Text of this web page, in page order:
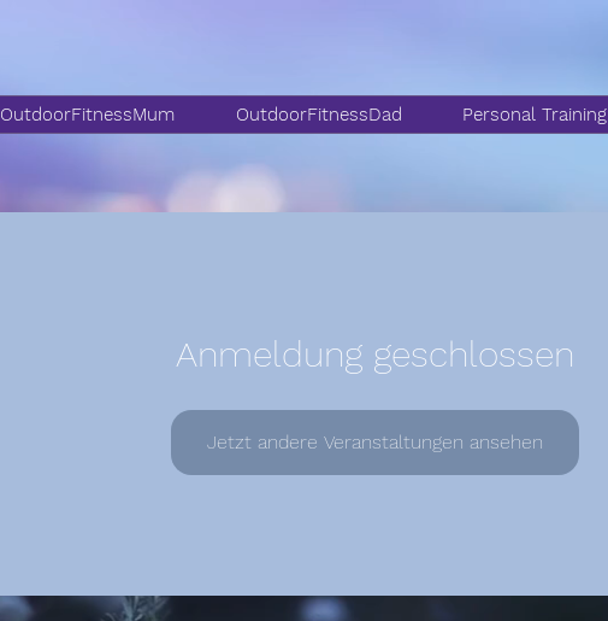
OutdoorFitnessMum OutdoorFitnessDad Personal Training
Anmeldung geschlossen
Jetzt andere Veranstaltungen ansehen